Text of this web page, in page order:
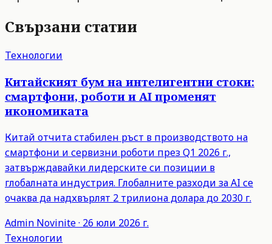
Свързани статии
Технологии
Китайският бум на интелигентни стоки:
смартфони, роботи и AI променят
икономиката
Китай отчита стабилен ръст в производството на
смартфони и сервизни роботи през Q1 2026 г.,
затвърждавайки лидерските си позиции в
глобалната индустрия. Глобалните разходи за AI се
очаква да надхвърлят 2 трилиона долара до 2030 г.
Admin Novinite· 26 юли 2026 г.
Технологии